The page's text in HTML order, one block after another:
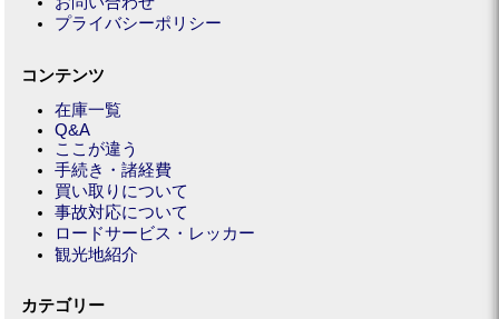
プライバシーポリシー
コンテンツ
在庫一覧
Q&A
ここが違う
手続き・諸経費
買い取りについて
事故対応について
ロードサービス・レッカー
観光地紹介
カテゴリー